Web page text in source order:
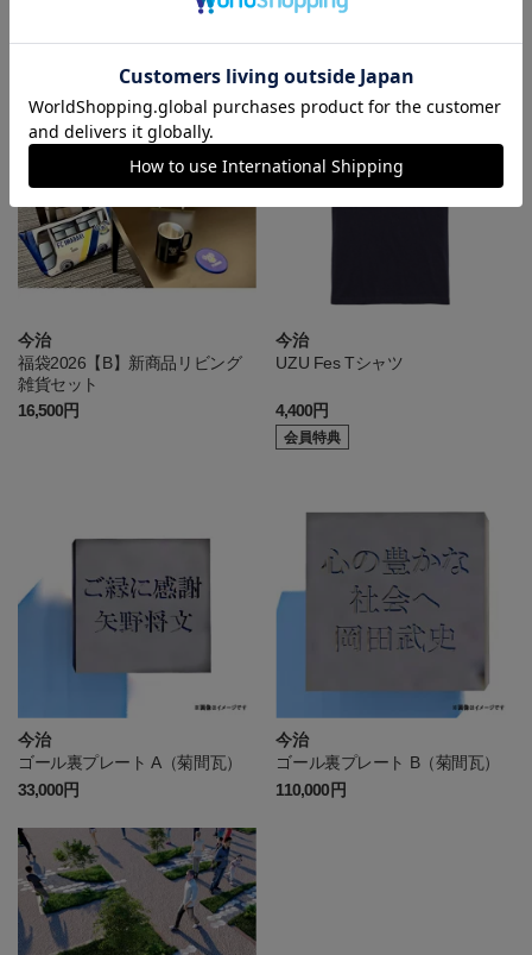
4,400円
HITE
4,950円
今治
福袋2026【B】新商品リビング
雑貨セット
16,500円
今治
UZU Fes Tシャツ
4,400円
会員特典
今治
ゴール裏プレート A（菊間瓦）
33,000円
今治
ゴール裏プレート B（菊間瓦）
110,000円